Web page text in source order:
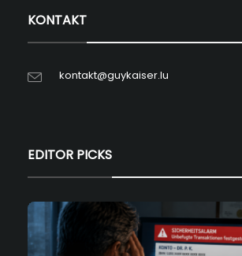
KONTAKT
kontakt@guykaiser.lu
EDITOR PICKS